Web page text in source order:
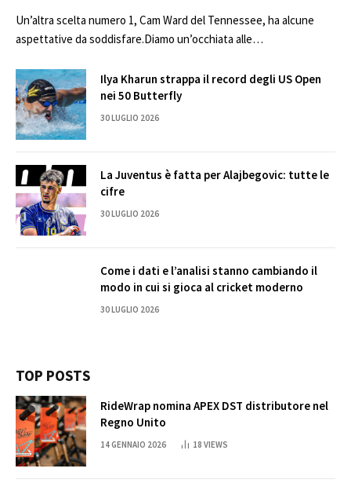
Un’altra scelta numero 1, Cam Ward del Tennessee, ha alcune
aspettative da soddisfare.Diamo un’occhiata alle…
Ilya Kharun strappa il record degli US Open
nei 50 Butterfly
30 LUGLIO 2026
La Juventus è fatta per Alajbegovic: tutte le
cifre
30 LUGLIO 2026
Come i dati e l’analisi stanno cambiando il
modo in cui si gioca al cricket moderno
30 LUGLIO 2026
TOP POSTS
RideWrap nomina APEX DST distributore nel
Regno Unito
14 GENNAIO 2026 18 VIEWS